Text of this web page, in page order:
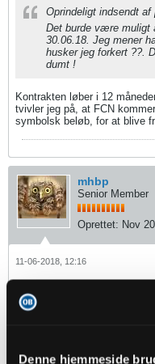
Denne hjemmeside
Oprindeligt indsendt af
Det burde være muligt
30.06.18. Jeg mener
husker jeg forkert ??.
dumt !
Kontrakten løber i 12
tvivler jeg på, at FCN
symbolsk beløb, for at blive
mhbp
Senior Member
Oprettet: Nov
11-06-2018, 12:16